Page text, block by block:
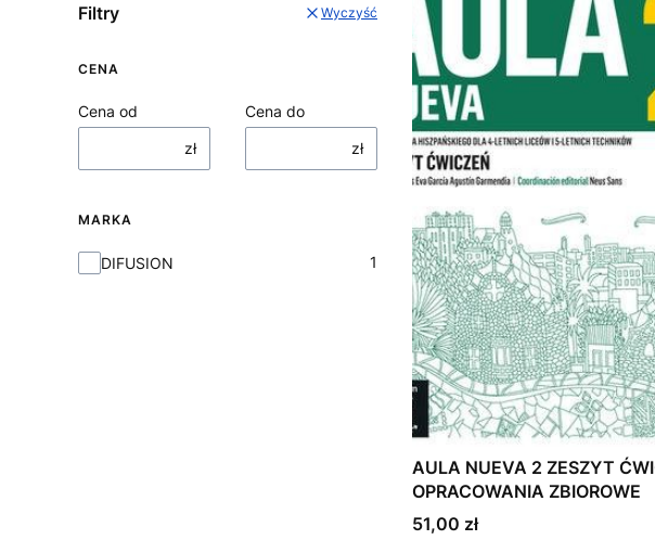
Filtry Wyczyść
CENA
Cena od
zł
Cena do
zł
MARKA
MarkaDIFUSION 1
AULA NUEVA 2 ZESZYT
OPRACOWANIA ZBIOROWE
Cena
51,00 zł